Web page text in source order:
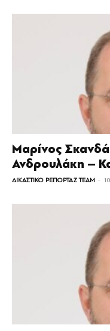
Μαρίνος
Ανδρουλάκη –
ΔΙΚΑΣΤΙΚΟ ΡΕΠΟΡΤΑΖ TEAM -